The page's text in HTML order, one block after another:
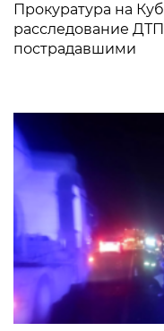
Прокуратура на
расследование
пострадавшими